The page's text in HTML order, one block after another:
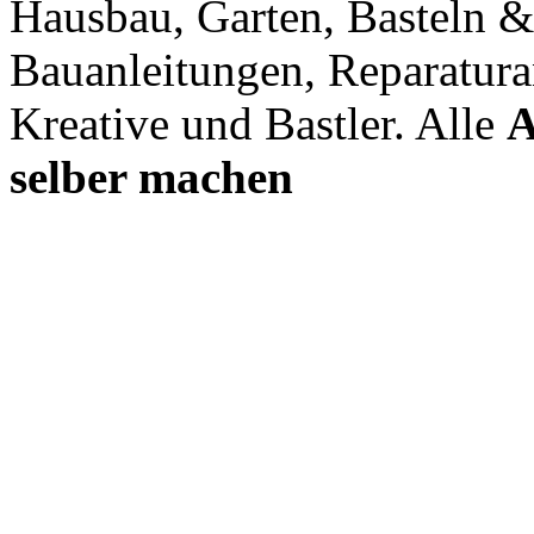
Hausbau, Garten, Basteln
Bauanleitungen,
Kreative und Bastler. Alle
selber machen